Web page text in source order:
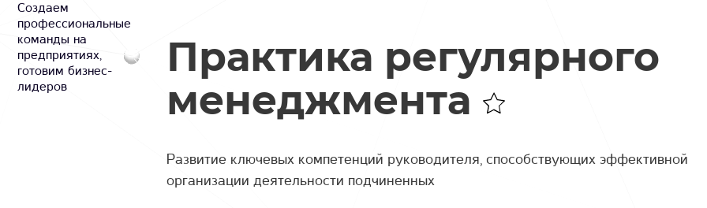
Cоздаем
профессиональные
команды на
предприятиях,
готовим бизнес-
лидеров
Практика регулярного
менеджмента
Развитие ключевых компетенций руководителя, способствующих эффективной
организации деятельности подчиненных